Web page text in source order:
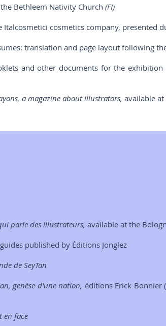
Bethleem Nativity Church (FI)
Italcosmetici cosmetics company, presented
translation and page layout following
and other documents for the
a magazine about illustrators, available
parle des illustrateurs, available at the
published by Éditions Jonglez
de SeyTan
genèse d'une nation, éditions Erick Bonnier
en face